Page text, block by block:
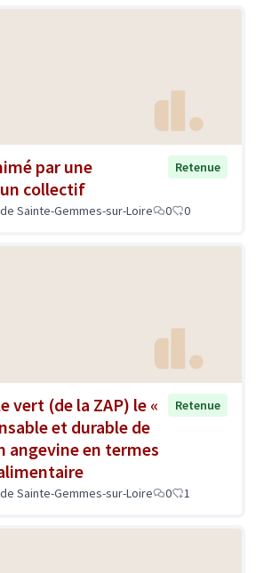
par une
collectif
Retenue
Sainte-Gemmes-sur-Loire 0 0
vert (de la ZAP) le «
et durable de
angevine en termes
Retenue
Sainte-Gemmes-sur-Loire 0 1